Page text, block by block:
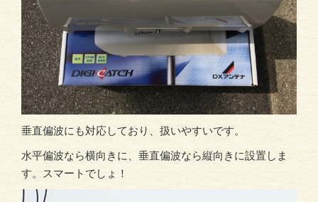
垂直偏波にも対応しており、扱いやすいです。
水平偏波なら横向きに、垂直偏波なら縦向きに設置しま
す。スマートでしょ！